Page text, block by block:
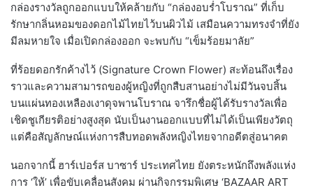
กล่องรางวัลถูกออกแบบให้คล้ายกับ “กล่องอบร่ำโบราณ” ที่เก็บ
รักษากลิ่นหอมของดอกไม้ไทยไว้บนผิวไม้ เสมือนความทรงจำที่ยัง
มีลมหายใจ เมื่อเปิดกล่องออก จะพบกับ “เข็มร้อยมาลัย”
ที่ร้อยดอกรักค้างไว้ (Signature Crown Flower) สะท้อนถึงเรื่อง
ราวและความสามารถของผู้หญิงที่ถูกสืบสานอย่างไม่มีวันจบสิ้น
บนแผ่นทองเหลืองเงาดุจพานโบราณ จารึกชื่อผู้ได้รับรางวัลเพื่อ
เชิดชูเกียรติอย่างสูงสุด นับเป็นงานออกแบบที่ไม่ได้เป็นเพียงวัตถุ
แต่คือสัญลักษณ์แห่งการสืบทอดพลังหญิงไทยจากอดีตสู่อนาคต
นอกจากนี้ ฮาร์เปอร์ส บาซาร์ ประเทศไทย ยังตระหนักถึงพลังแห่ง
การ ‘ให้’ เพื่อขับเคลื่อนสังคม ผ่านกิจกรรมพิเศษ ‘BAZAAR ART